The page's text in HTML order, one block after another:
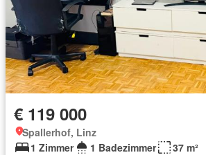
€ 119 000
Spallerhof, Linz
1 Zimmer
1 Badezimmer
37 m²